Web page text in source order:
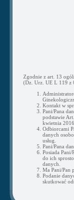
Zgodnie z art. 13
(Dz. Urz. UE L 119 z
Kontakt w
Pani/Pana
podstawie
kwietnia
Odbiorcami
danych
usług.
Pani/Pana
Posiada
do ich
danych.
Ma Pani/Pan
Podanie
skutkować